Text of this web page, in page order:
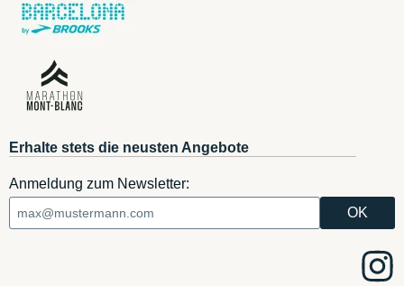
Erhalte stets die neusten Angebote
Anmeldung zum Newsletter: